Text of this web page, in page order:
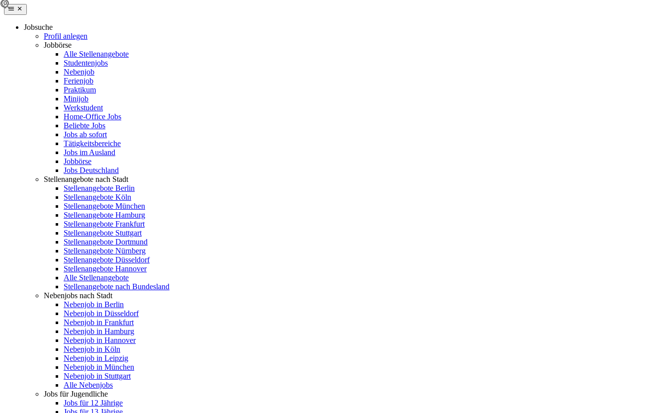
Jobsuche
Profil anlegen
Jobbörse
Alle Stellenangebote
Studentenjobs
Nebenjob
Ferienjob
Praktikum
Minijob
Werkstudent
Home-Office Jobs
Beliebte Jobs
Jobs ab sofort
Tätigkeitsbereiche
Jobs im Ausland
Jobbörse
Jobs Deutschland
Stellenangebote nach Stadt
Stellenangebote Berlin
Stellenangebote Köln
Stellenangebote München
Stellenangebote Hamburg
Stellenangebote Frankfurt
Stellenangebote Stuttgart
Stellenangebote Dortmund
Stellenangebote Nürnberg
Stellenangebote Düsseldorf
Stellenangebote Hannover
Alle Stellenangebote
Stellenangebote nach Bundesland
Nebenjobs nach Stadt
Nebenjob in Berlin
Nebenjob in Düsseldorf
Nebenjob in Frankfurt
Nebenjob in Hamburg
Nebenjob in Hannover
Nebenjob in Köln
Nebenjob in Leipzig
Nebenjob in München
Nebenjob in Stuttgart
Alle Nebenjobs
Jobs für Jugendliche
Jobs für 12 Jährige